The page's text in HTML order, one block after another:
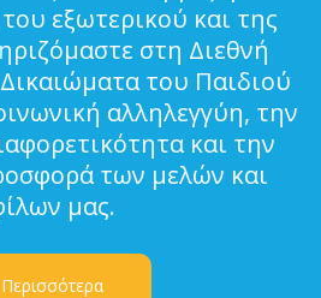
εξωτερικού και της
στη Διεθνή
του Παιδιού
αλληλεγγύη, την
και την
των μελών και
μας.
Περισσότερα